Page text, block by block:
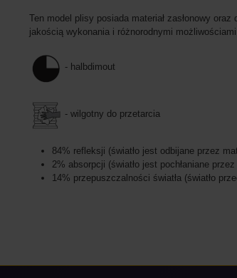
Ten model plisy posiada materiał zasłonowy
jakością wykonania i różnorodnymi
- halbdimout
- wilgotny do przetarcia
84% refleksji (światło jest odbijane przez
2% absorpcji (światło jest pochłaniane przez
14% przepuszczalności światła (światło